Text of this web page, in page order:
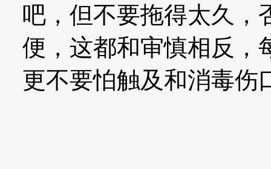
吧，但不要拖得太久，
便，这都和审慎相反，
更不要怕触及和消毒伤